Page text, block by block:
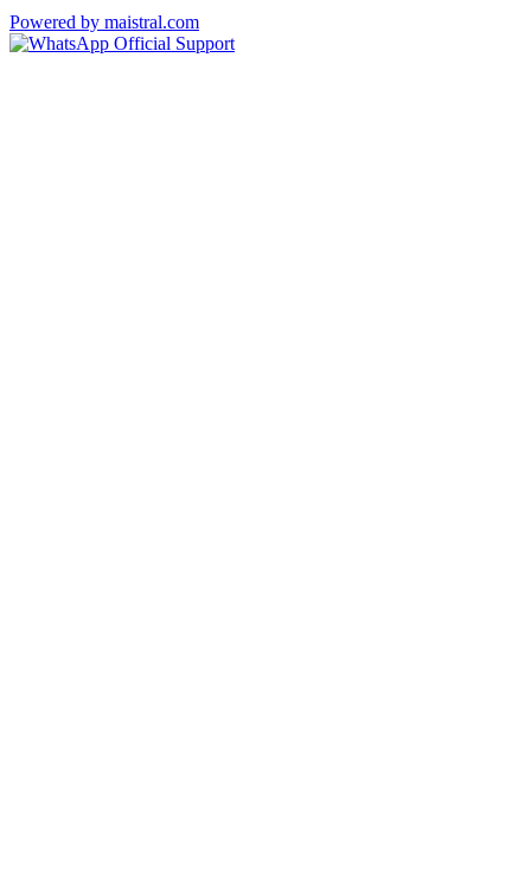
Powered by maistral.com